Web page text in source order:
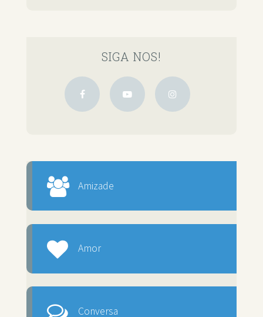
SIGA NOS!
Amizade
Amor
Conversa